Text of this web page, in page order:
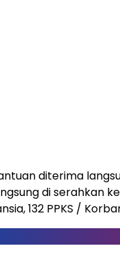
diterima
di serahkan
132 PPKS /